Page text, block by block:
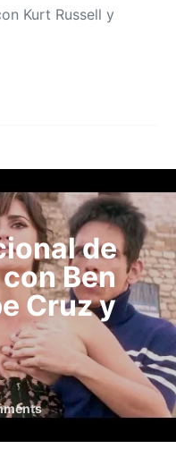
Kurt Russell y
de
Ben
Cruz y